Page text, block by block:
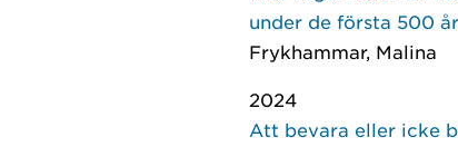
under de första 500
Frykhammar, Malina
2024
Att bevara eller icke